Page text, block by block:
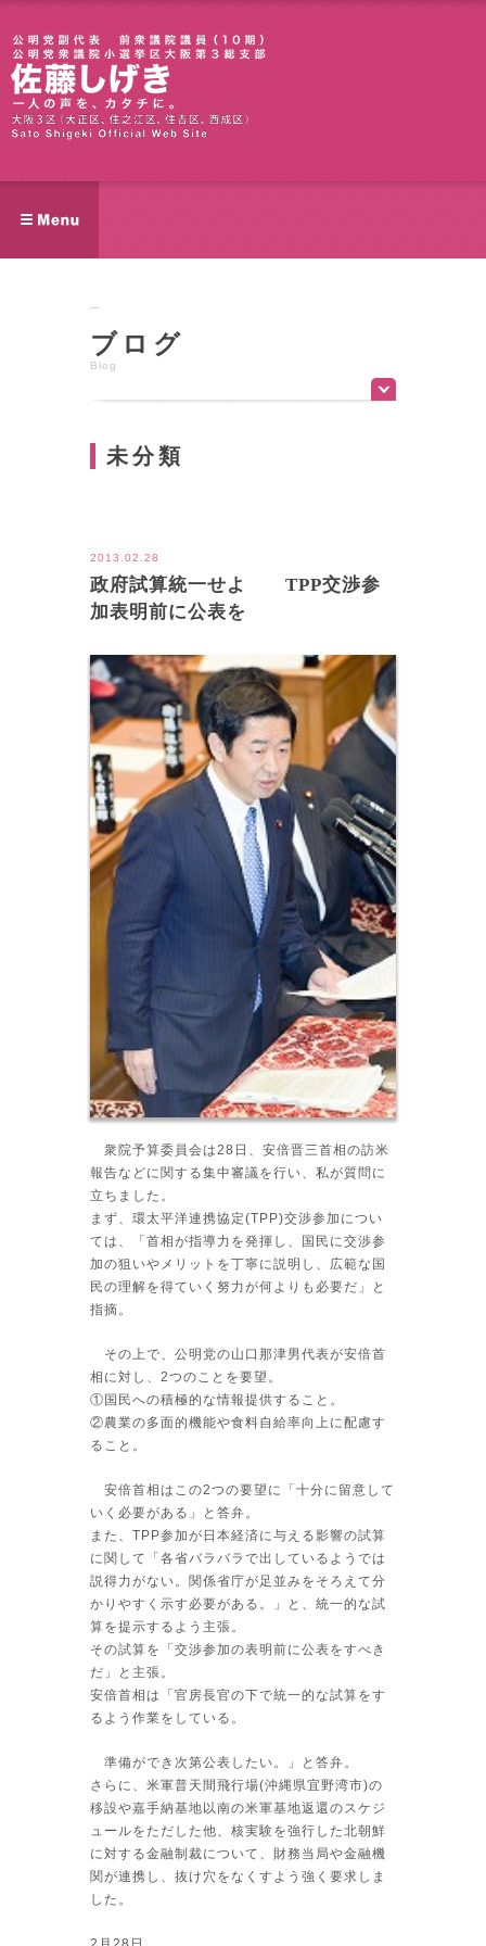
ブログ
Blog
未分類
2013.02.28
政府試算統一せよ TPP交渉参
加表明前に公表を
衆院予算委員会は28日、安倍晋三首相の訪米
報告などに関する集中審議を行い、私が質問に
立ちました。
まず、環太平洋連携協定(TPP)交渉参加につい
ては、「首相が指導力を発揮し、国民に交渉参
加の狙いやメリットを丁寧に説明し、広範な国
民の理解を得ていく努力が何よりも必要だ」と
指摘。
その上で、公明党の山口那津男代表が安倍首
相に対し、2つのことを要望。
①国民への積極的な情報提供すること。
②農業の多面的機能や食料自給率向上に配慮す
ること。
安倍首相はこの2つの要望に「十分に留意して
いく必要がある」と答弁。
また、TPP参加が日本経済に与える影響の試算
に関して「各省バラバラで出しているようでは
説得力がない。関係省庁が足並みをそろえて分
かりやすく示す必要がある。」と、統一的な試
算を提示するよう主張。
その試算を「交渉参加の表明前に公表をすべき
だ」と主張。
安倍首相は「官房長官の下で統一的な試算をす
るよう作業をしている。
準備ができ次第公表したい。」と答弁。
さらに、米軍普天間飛行場(沖縄県宜野湾市)の
移設や嘉手納基地以南の米軍基地返還のスケジ
ュールをただした他、核実験を強行した北朝鮮
に対する金融制裁について、財務当局や金融機
関が連携し、抜け穴をなくすよう強く要求しま
した。